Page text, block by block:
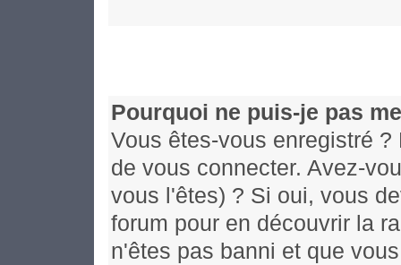
Pourquoi ne puis-je pas
Vous êtes-vous enregistré
de vous connecter. Avez-
vous l'êtes) ? Si oui, vous
forum pour en découvrir la
n'êtes pas banni et que